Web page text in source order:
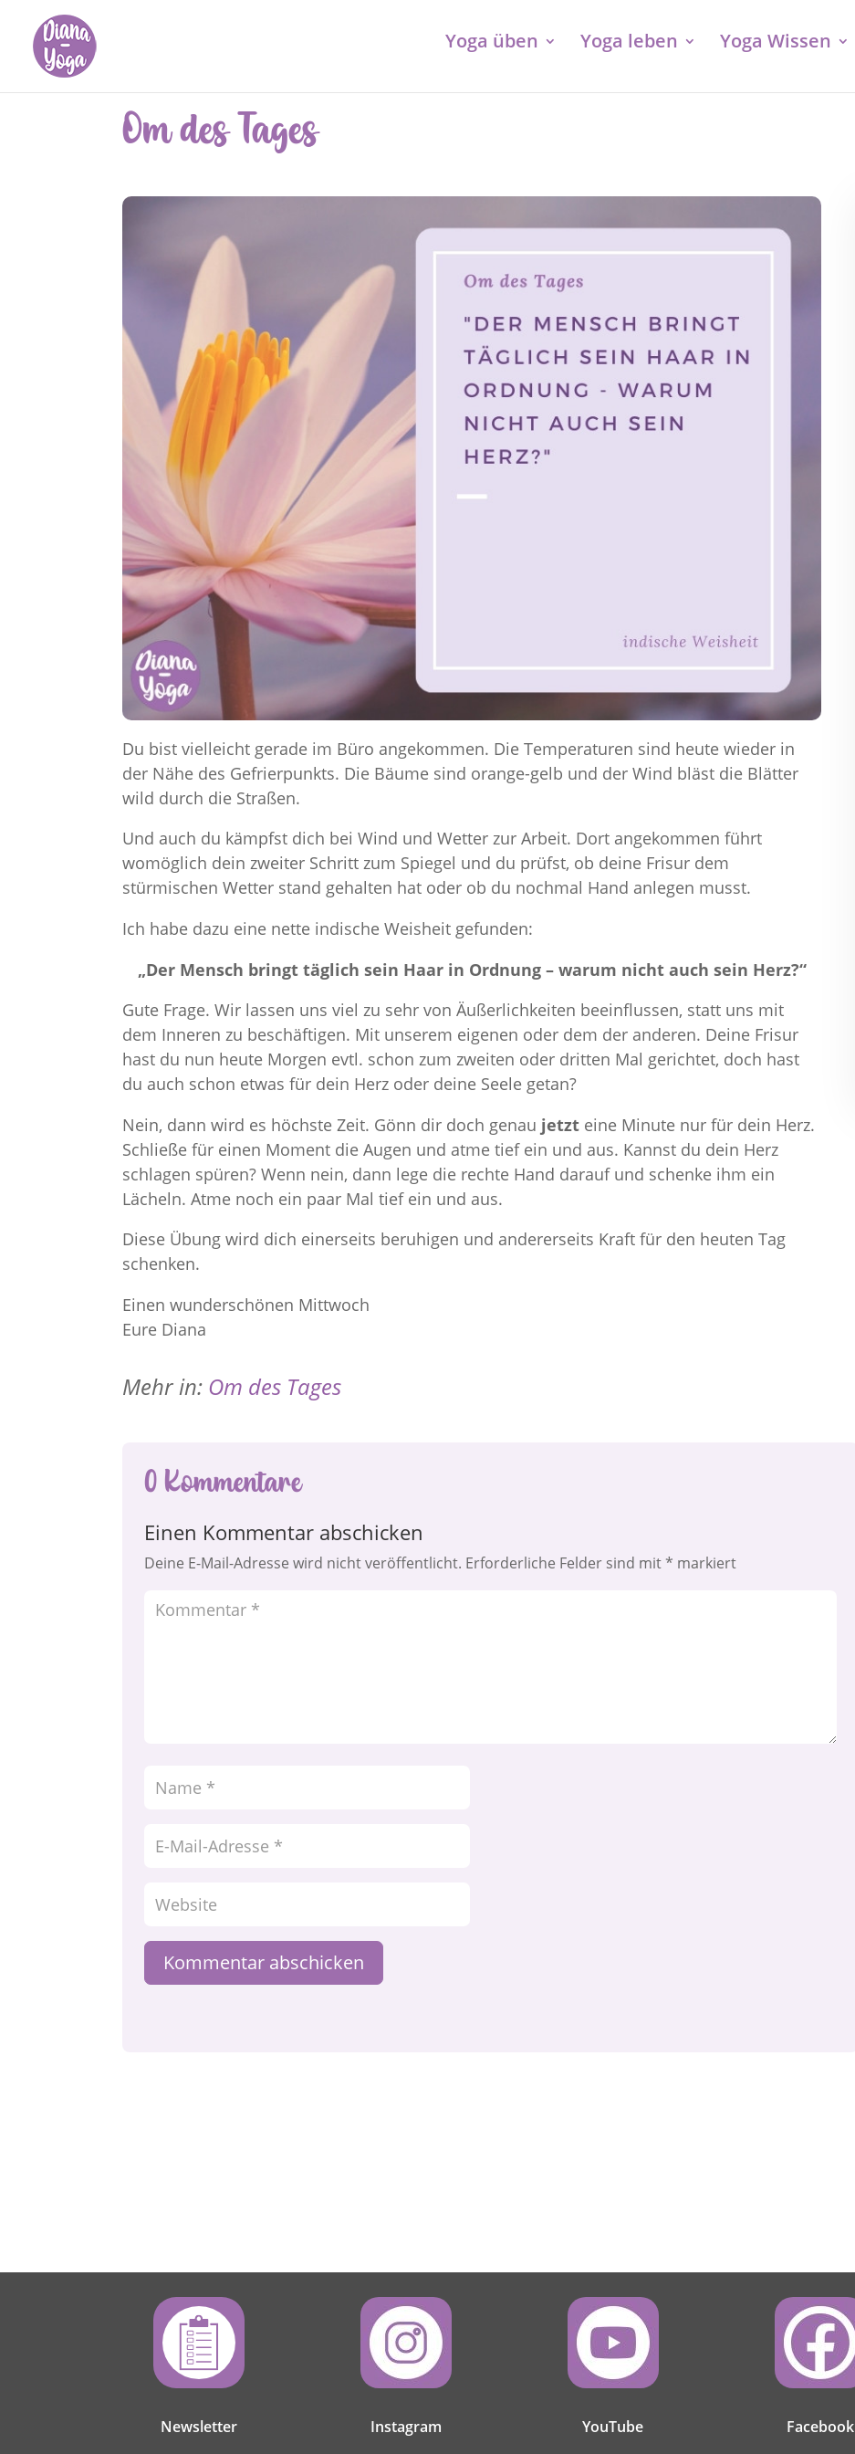
Yoga üben Yoga leben Yoga Wissen
Om des Tages
Du bist vielleicht gerade im Büro angekommen. Die Temperaturen sind heute wieder in
der Nähe des Gefrierpunkts. Die Bäume sind orange-gelb und der Wind bläst die Blätter
wild durch die Straßen.
Und auch du kämpfst dich bei Wind und Wetter zur Arbeit. Dort angekommen führt
womöglich dein zweiter Schritt zum Spiegel und du prüfst, ob deine Frisur dem
stürmischen Wetter stand gehalten hat oder ob du nochmal Hand anlegen musst.
Ich habe dazu eine nette indische Weisheit gefunden:
„Der Mensch bringt täglich sein Haar in Ordnung – warum nicht auch sein Herz?“
Gute Frage. Wir lassen uns viel zu sehr von Äußerlichkeiten beeinflussen, statt uns mit
dem Inneren zu beschäftigen. Mit unserem eigenen oder dem der anderen. Deine Frisur
hast du nun heute Morgen evtl. schon zum zweiten oder dritten Mal gerichtet, doch hast
du auch schon etwas für dein Herz oder deine Seele getan?
Nein, dann wird es höchste Zeit. Gönn dir doch genau jetzt eine Minute nur für dein Herz.
Schließe für einen Moment die Augen und atme tief ein und aus. Kannst du dein Herz
schlagen spüren? Wenn nein, dann lege die rechte Hand darauf und schenke ihm ein
Lächeln. Atme noch ein paar Mal tief ein und aus.
Diese Übung wird dich einerseits beruhigen und andererseits Kraft für den heuten Tag
schenken.
Einen wunderschönen Mittwoch
Eure Diana
Mehr in: Om des Tages
0 Kommentare
Einen Kommentar abschicken
Deine E-Mail-Adresse wird nicht veröffentlicht. Erforderliche Felder sind mit* markiert
Kommentar abschicken
Newsletter Instagram YouTube Facebook